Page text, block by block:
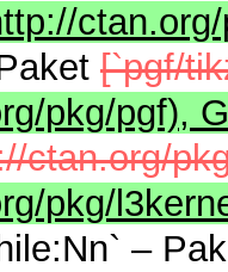
[`pgf/
pkg/pgf),
ctan.org/
pkg/
–